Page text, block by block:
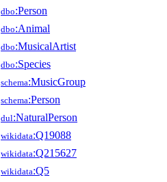
dbo:Person
dbo:Animal
dbo:MusicalArtist
dbo:Species
schema:MusicGroup
schema:Person
dul:NaturalPerson
wikidata:Q19088
wikidata:Q215627
wikidata:Q5